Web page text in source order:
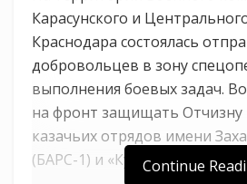
Карасунского и
Краснодара состоялась
добровольцев в зону
выполнения боевых задач.
на фронт защищать Отчизну
казачьих отрядов имени
(БАРС-1) и «Кубань» (БАРС-11).
Continue